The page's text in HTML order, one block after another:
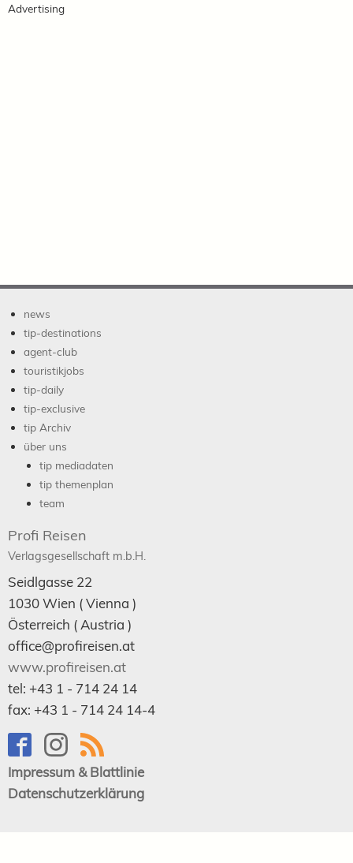
Advertising
news
tip-destinations
agent-club
touristikjobs
tip-daily
tip-exclusive
tip Archiv
über uns
tip mediadaten
tip themenplan
team
Profi Reisen
Verlagsgesellschaft m.b.H.
Seidlgasse 22
1030Wien ( Vienna )
Österreich ( Austria )
office@profireisen.at
www.profireisen.at
tel: +43 1 - 714 24 14
fax: +43 1 - 714 24 14-4
Impressum & Blattlinie
Datenschutzerklärung